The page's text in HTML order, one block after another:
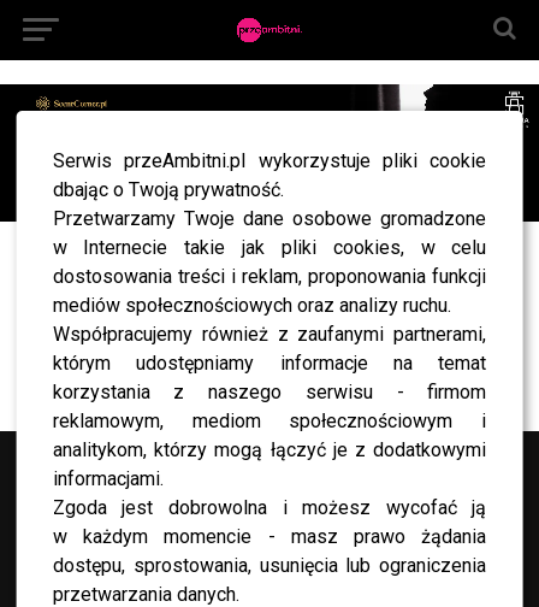
Serwis przeAmbitni.pl wykorzystuje pliki cookie
dbając o Twoją prywatność.
Przetwarzamy Twoje dane osobowe gromadzone
w Internecie takie jak pliki cookies, w celu
dostosowania treści i reklam, proponowania funkcji
mediów społecznościowych oraz analizy ruchu.
Współpracujemy również z zaufanymi partnerami,
którym udostępniamy informacje na temat
korzystania z naszego serwisu - firmom
reklamowym, mediom społecznościowym i
analitykom, którzy mogą łączyć je z dodatkowymi
informacjami.
Zgoda jest dobrowolna i możesz wycofać ją
w każdym momencie - masz prawo żądania
dostępu, sprostowania, usunięcia lub ograniczenia
przetwarzania danych.
akpa20191009_joy2_mb_71005